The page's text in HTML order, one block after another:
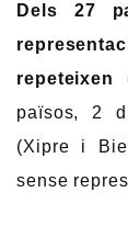
Dels 27
repeteixen
països, 2
(Xipre i
sense